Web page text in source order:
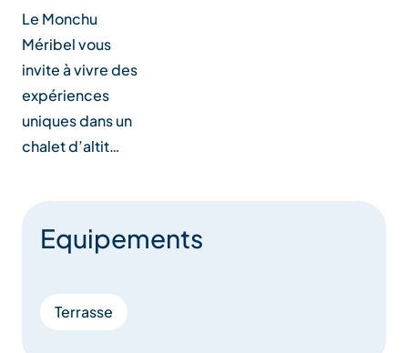
Le Monchu
Méribel vous
invite à vivre des
expériences
uniques dans un
chalet d’altit…
Equipements
Terrasse